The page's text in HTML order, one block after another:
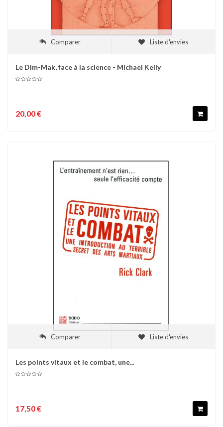
Comparer Liste d'envies
Le Dim-Mak, face à la science - Michael Kelly
20,00 €
Comparer Liste d'envies
Les points vitaux et le combat, une...
17,50 €